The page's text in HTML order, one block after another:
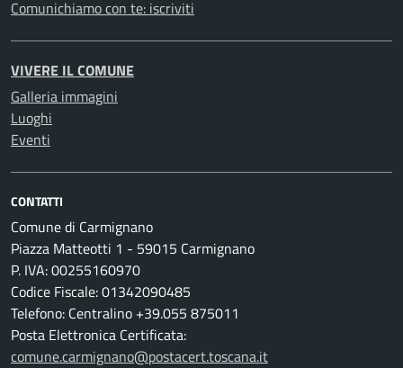
Comunichiamo con te: iscriviti
VIVERE IL COMUNE
Galleria immagini
Luoghi
Eventi
CONTATTI
Comune di Carmignano
Piazza Matteotti 1 - 59015 Carmignano
P. IVA: 00255160970
Codice Fiscale: 01342090485
Telefono: Centralino +39.055 875011
Posta Elettronica Certificata:
comune.carmignano@postacert.toscana.it